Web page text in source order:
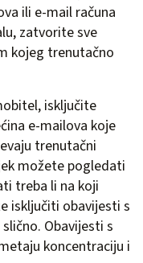
ili e-mail računa
zatvorite sve
kojeg trenutačno
isključite
e-mailova koje
trenutačni
možete pogledati
treba li na koji
isključiti obavijesti s
Obavijesti s
koncentraciju i